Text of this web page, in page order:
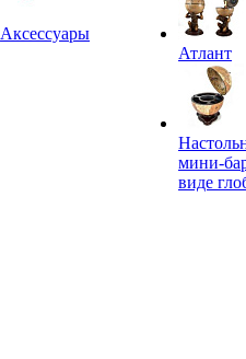
Аксессуары
Атлант
мини-
виде